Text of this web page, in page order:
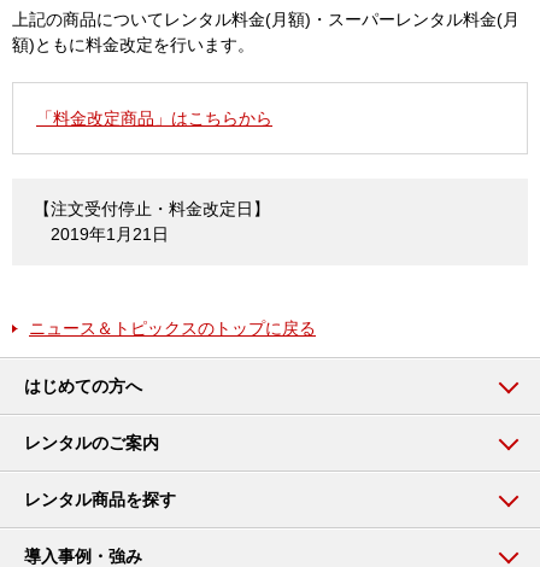
上記の商品についてレンタル料金(月額)・スーパーレンタル料金(月
額)ともに料金改定を行います。
「料金改定商品」はこちらから
【注文受付停止・料金改定日】
2019年1月21日
ニュース＆トピックスのトップに戻る
はじめての方へ
レンタルのご案内
レンタル商品を探す
導入事例・強み